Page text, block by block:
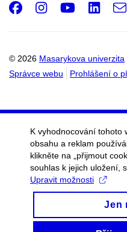
© 2026 Masarykova univerzita
Správce webu
Prohlášení o
Facebook
K vyhodnocování tohoto
obsahu a reklam
klikněte na „přijmout
souhlas k jejich uložení,
Upravit možnosti
Jen